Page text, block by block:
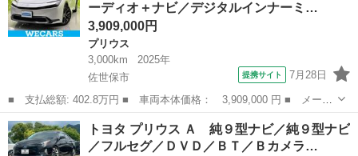
動格納ミラー ＣＶ...ーディオ＋ナビ／デジタルインナーミ…
3,909,000円
プリウス
3,000km
2025年
佐世保市
提携サイト 7月28日
■ 支払総額: 402.8万円 ■ 車両本体価格： 3,909,000 円 ■ メーカ
ー名： トヨタ ■ 車種名： プリウス ■ グレード名： Ｚ 保証
書／ディスプレイオーディオ＋ナビ／デジタルインナーミラー／衝突
安全装置...
長崎 佐世保市 プリウス
トヨタ プリウス Ａ 純９型ナビ／純９型ナビ
／フルセグ／ＤＶＤ／ＢＴ／Ｂカメラ…